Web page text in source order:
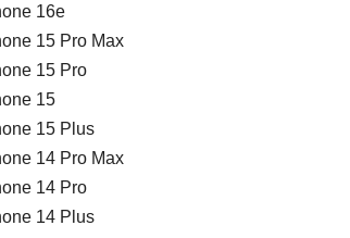
16e
15 Pro Max
15 Pro
15
15 Plus
14 Pro Max
14 Pro
14 Plus